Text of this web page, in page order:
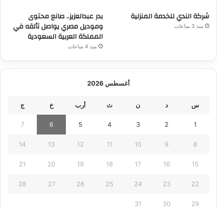
شركة الندي للخدمة المنزلية
منذ 3 ساعات
بدر عبدالعزيز.. صانع محتوى
وموديل مصري يواصل تألقه في
المملكة العربية السعودية
منذ 4 ساعات
أغسطس 2026
س د ن ث أرب خ ج
1
2
3
4
5
6
7
8
9
10
11
12
13
14
15
16
17
18
19
20
21
22
23
24
25
26
27
28
29
30
31